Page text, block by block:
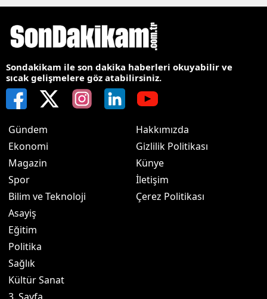
Sondakikam ile son dakika haberleri okuyabilir ve
sıcak gelişmelere göz atabilirsiniz.
Gündem
Ekonomi
Magazin
Spor
Bilim ve Teknoloji
Asayiş
Eğitim
Politika
Sağlık
Kültür Sanat
Hakkımızda
Gizlilik Politikası
Künye
İletişim
Çerez Politikası